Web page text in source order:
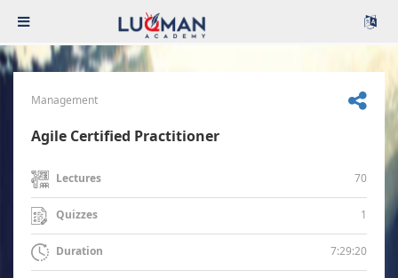
Management
Agile Certified Practitioner
Lectures 70
Quizzes 1
Duration 7:29:20